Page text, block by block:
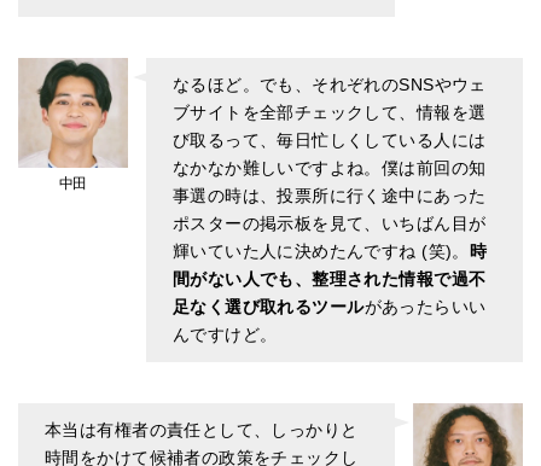
中田
なるほど。でも、それぞれのSNSやウェ
ブサイトを全部チェックして、情報を選
び取るって、毎日忙しくしている人には
なかなか難しいですよね。僕は前回の知
事選の時は、投票所に行く途中にあった
ポスターの掲示板を見て、いちばん目が
輝いていた人に決めたんですね (笑)。 時
間がない人でも、整理された情報で過不
足なく選び取れるツールがあったらいい
んですけど。
本当は有権者の責任として、しっかりと
時間をかけて候補者の政策をチェックし